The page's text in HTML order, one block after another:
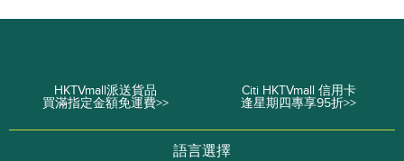
HKTVmall派送貨品
買滿指定金額免運費>>
Citi HKTVmall 信用卡
逢星期四專享95折>>
語言選擇